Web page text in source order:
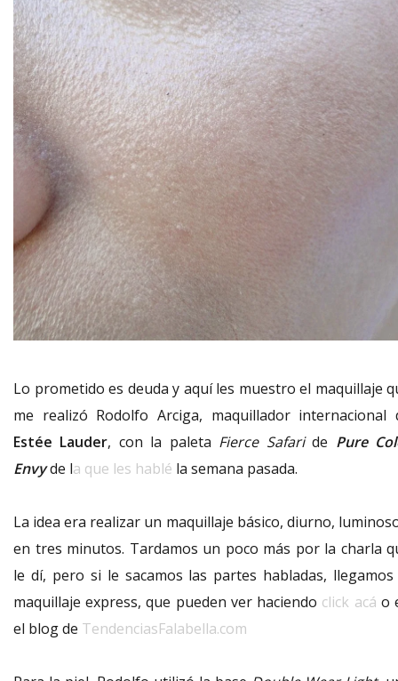
Lo prometido es deuda y aquí les muestro el maquillaje
me realizó Rodolfo Arciga, maquillador internacional
Estée Lauder, con la paleta Fierce Safaride Pure
Envyde la que les hablé la semana pasada.
La idea era realizar un maquillaje básico, diurno,
en tres minutos. Tardamos un poco más por la charla
le dí, pero si le sacamos las partes habladas,
maquillaje express, que pueden ver haciendo click acá o
el blog de TendenciasFalabella.com